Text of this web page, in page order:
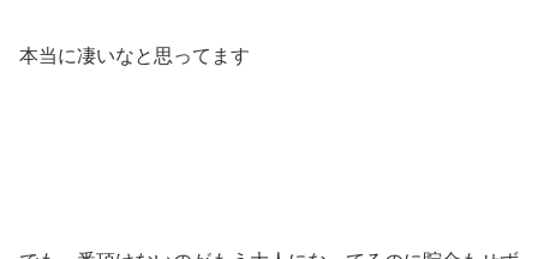
本当に凄いなと思ってます